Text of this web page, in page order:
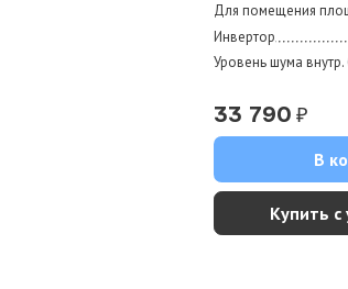
Для помещения
Инвертор
Уровень шума
33 790 ₽
В
Купить с